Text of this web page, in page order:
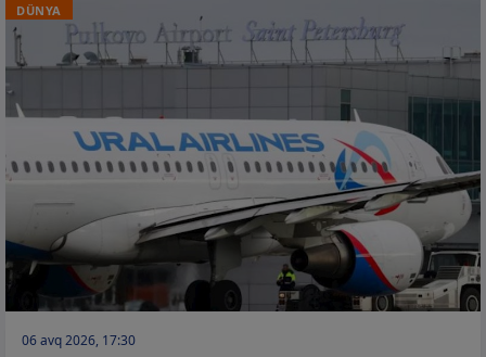
DÜNYA
06 avq 2026, 17:30